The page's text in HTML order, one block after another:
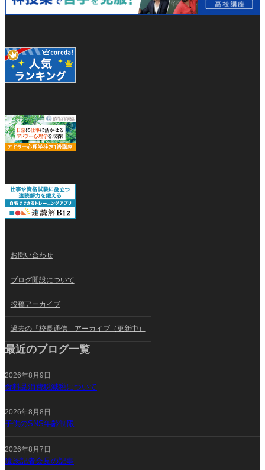
お問い合わせ
ブログ開設について
投稿アーカイブ
過去の「校長通信」アーカイブ（更新中）
最近のブログ一覧
2026年8月9日
食料品消費税減税について
2026年8月8日
子供のSNS年齢制限
2026年8月7日
遺族記者会見の記事